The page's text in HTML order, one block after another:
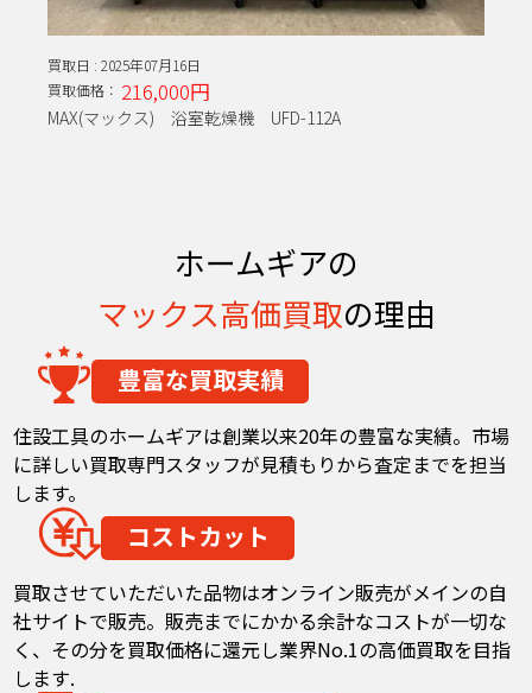
買取日 : 2025年07月16日
買取価格： 216,000円
MAX(マックス) 浴室乾燥機 UFD-112A
ホームギアの
マックス高価買取の理由
豊富な買取実績
住設工具のホームギアは創業以来20年の豊富な実績。市場
に詳しい買取専門スタッフが見積もりから査定までを担当
します。
コストカット
買取させていただいた品物はオンライン販売がメインの自
社サイトで販売。販売までにかかる余計なコストが一切な
く、その分を買取価格に還元し業界No.1の高価買取を目指
します.